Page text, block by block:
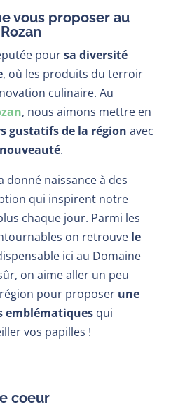
vous proposer au
poursa diversité
, où les produits du terroir
culinaire. Au
, nous aimons mettre en
gustatifs de la région avec
.
donné naissance à des
qui inspirent notre
chaque jour. Parmi les
on retrouve le
ici au Domaine
on aime aller un peu
pour proposer une
emblématiquesqui
vos papilles !
coeur